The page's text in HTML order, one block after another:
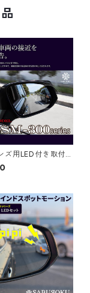
ズ用LED付き取付け
ット【サブロクシ